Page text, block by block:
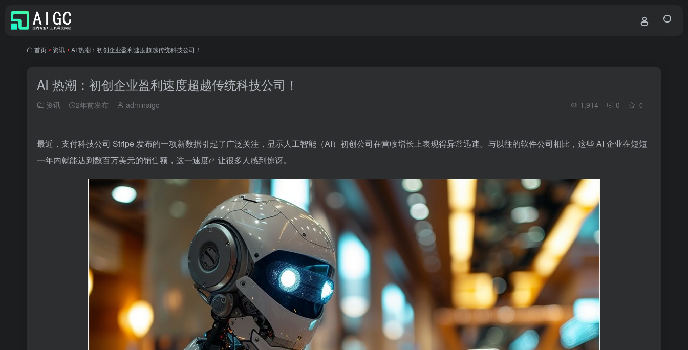
首页 • 资讯 • AI 热潮：初创企业盈利速度超越传统科技公司！
AI 热潮：初创企业盈利速度超越传统科技公司！
资讯 2年前发布 adminaigc 1,914 0 0
最近，支付科技公司 Stripe 发布的一项新数据引起了广泛关注，显示人工智能（AI）初创公司在营收增长上表现得异常迅速。与以往的软件公司相比，这些 AI 企业在短短
一年内就能达到数百万美元的销售额，这一速度 让很多人感到惊讶。